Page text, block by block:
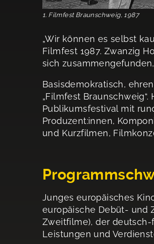
1. Filmfest Braunschweig, 1987
„Wir können es selbst
Filmfest 1987. Zwanzig
sich
Basisdemo­kratisch,
„Filmfest
Publikumsfestival mit
Produzent:innen,
und Kurzfilmen,
Junges europäisches
europäische Debüt- und
Zweitfilme), der deutsch-
Leistungen und